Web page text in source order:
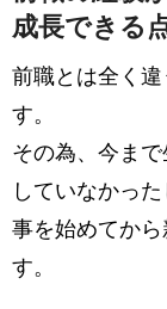
成長できる
前職とは全く
す。
その為、今ま
していなかっ
事を始めてか
す。